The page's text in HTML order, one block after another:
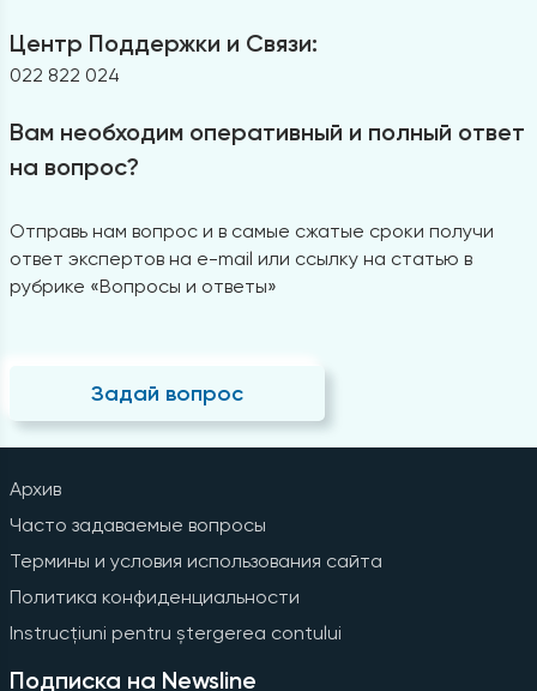
Центр Поддержки и Связи:
022 822 024
Вам необходим оперативный и полный ответ
на вопрос?
Отправь нам вопрос и в самые сжатые сроки получи
ответ экспертов на e-mail или ссылку на статью в
рубрике «Вопросы и ответы»
Задай вопрос
Архив
Часто задаваемые вопросы
Термины и условия использования сайта
Политика конфиденциальности
Instrucțiuni pentru ștergerea contului
Подписка на Newsline